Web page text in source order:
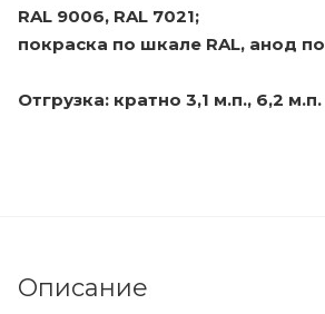
RAL 9006, RAL 7021;
покраска по шкале RAL, анод
Отгрузка: кратно 3,1 м.п., 6,2 м.п.
Описание